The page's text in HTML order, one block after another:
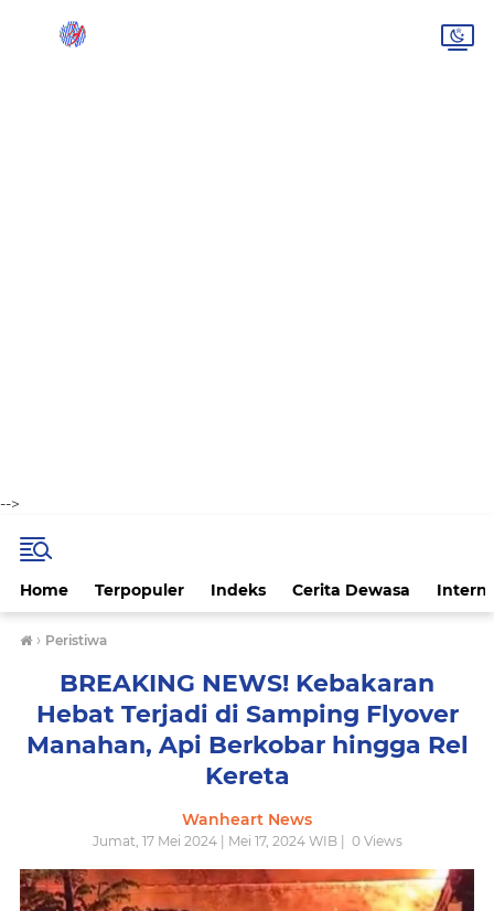
-->
Home Terpopuler Indeks Cerita Dewasa
› Peristiwa
BREAKING NEWS! Kebakaran
Hebat Terjadi di Samping Flyover
Manahan, Api Berkobar hingga Rel
Kereta
Wanheart News
Jumat, 17 Mei 2024 | Mei 17, 2024 WIB | 0Views